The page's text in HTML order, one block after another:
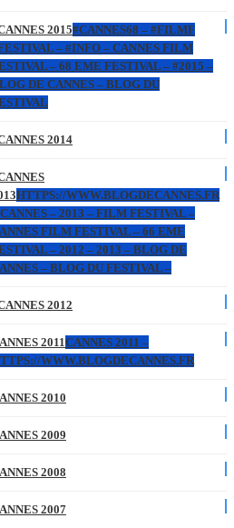
2015#CANNES68 – #FILMF
– #INFO – CANNES FILM
– 68 EME FESTIVAL – #2015 –
DE CANNES – BLOG DU
2014
HTTPS://WWW.BLOGDECANNES.FR
– 2013 – FILM FESTIVAL –
FILM FESTIVAL – 66 EME
– 2012 – 2013 – BLOG DE
– BLOG DU FESTIVAL –
2012
2011CANNES 2011 –
WWW.BLOGDECANNES.FR
2010
2009
2008
2007